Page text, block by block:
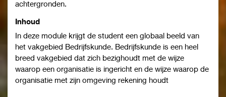
achtergronden.
Inhoud
In deze module krijgt de student een globaal beeld van
het vakgebied Bedrijfskunde. Bedrijfskunde is een heel
breed vakgebied dat zich bezighoudt met de wijze
waarop een organisatie is ingericht en de wijze waarop de
organisatie met zijn omgeving rekening houdt